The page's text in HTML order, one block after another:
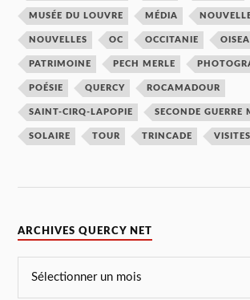
MUSÉE DU LOUVRE MÉDIA
NOUVELLES OC OCCITANIE
PATRIMOINE PECH MERLE
POÉSIE QUERCY ROCAMADOUR
SAINT-CIRQ-LAPOPIE SECONDE GUERRE
SOLAIRE TOUR TRINCADE VISITES
ARCHIVES QUERCY NET